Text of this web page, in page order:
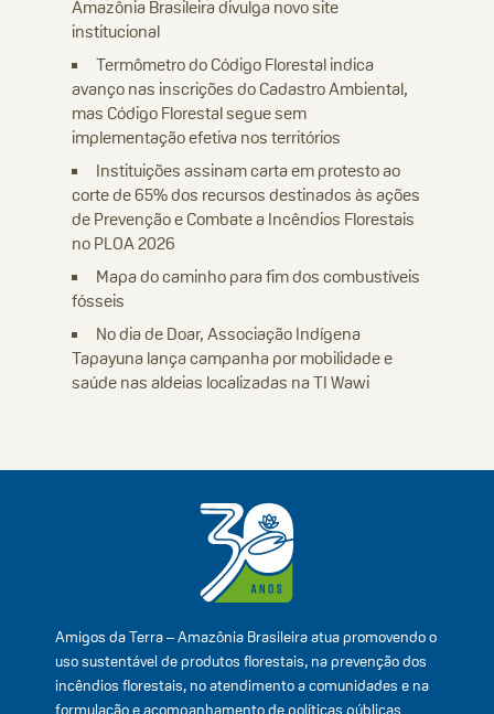
Amazônia Brasileira divulga novo site
institucional
Termômetro do Código Florestal indica
avanço nas inscrições do Cadastro Ambiental,
mas Código Florestal segue sem
implementação efetiva nos territórios
Instituições assinam carta em protesto ao
corte de 65% dos recursos destinados às ações
de Prevenção e Combate a Incêndios Florestais
no PLOA 2026
Mapa do caminho para fim dos combustíveis
fósseis
No dia de Doar, Associação Indígena
Tapayuna lança campanha por mobilidade e
saúde nas aldeias localizadas na TI Wawi
Amigos da Terra – Amazônia Brasileira atua promovendo o
uso sustentável de produtos florestais, na prevenção dos
incêndios florestais, no atendimento a comunidades e na
formulação e acompanhamento de políticas públicas